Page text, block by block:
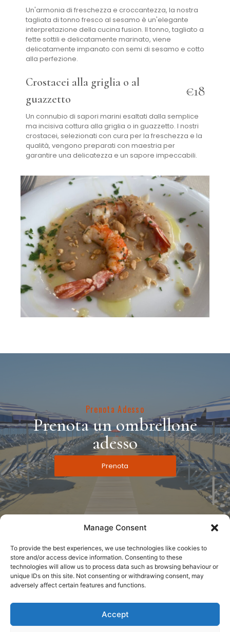
Manage Consent
To provide the best experiences, we use technologies like cookies to
store and/or access device information. Consenting to these
technologies will allow us to process data such as browsing behaviour or
unique IDs on this site. Not consenting or withdrawing consent, may
adversely affect certain features and functions.
Accept
Un'armonia di freschezza e croccantezza, la nostra
tagliata di tonno fresco al sesamo è un'elegante
interpretazione della cucina fusion. Il tonno, tagliato a
fette sottili e delicatamente marinato, viene
delicatamente impanato con semi di sesamo e cotto
alla perfezione.
Crostacei alla griglia o al
guazzetto
€18
Un connubio di sapori marini esaltati dalla semplice
ma incisiva cottura alla griglia o in guazzetto. I nostri
crostacei, selezionati con cura per la freschezza e la
qualità, vengono preparati con maestria per
garantire una delicatezza e un sapore impeccabili.
Prenota Adesso
Prenota un ombrellone
adesso
Prenota
Tirreno, 18, 56128, Tirrenia Pisa